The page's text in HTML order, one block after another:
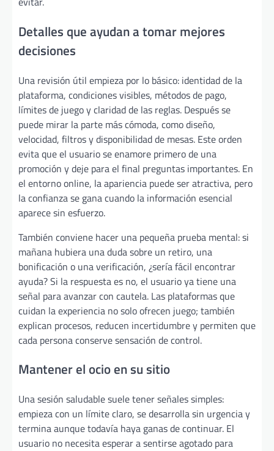
Detalles que ayudan a tomar mejores
decisiones
Una revisión útil empieza por lo básico: identidad de la
plataforma, condiciones visibles, métodos de pago,
límites de juego y claridad de las reglas. Después se
puede mirar la parte más cómoda, como diseño,
velocidad, filtros y disponibilidad de mesas. Este orden
evita que el usuario se enamore primero de una
promoción y deje para el final preguntas importantes. En
el entorno online, la apariencia puede ser atractiva, pero
la confianza se gana cuando la información esencial
aparece sin esfuerzo.
También conviene hacer una pequeña prueba mental: si
mañana hubiera una duda sobre un retiro, una
bonificación o una verificación, ¿sería fácil encontrar
ayuda? Si la respuesta es no, el usuario ya tiene una
señal para avanzar con cautela. Las plataformas que
cuidan la experiencia no solo ofrecen juego; también
explican procesos, reducen incertidumbre y permiten que
cada persona conserve sensación de control.
Mantener el ocio en su sitio
Una sesión saludable suele tener señales simples:
empieza con un límite claro, se desarrolla sin urgencia y
termina aunque todavía haya ganas de continuar. El
usuario no necesita esperar a sentirse agotado para